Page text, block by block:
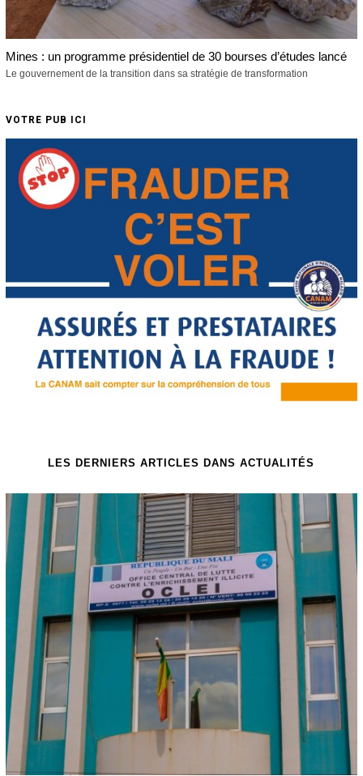
Mines : un programme présidentiel de 30 bourses d’études lancé
Le gouvernement de la transition dans sa stratégie de transformation
VOTRE PUB ICI
LES DERNIERS ARTICLES DANS ACTUALITÉS